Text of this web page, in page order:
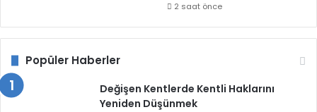
2 saat önce
Popüler Haberler
Değişen Kentlerde Kentli Haklarını
Yeniden Düşünmek